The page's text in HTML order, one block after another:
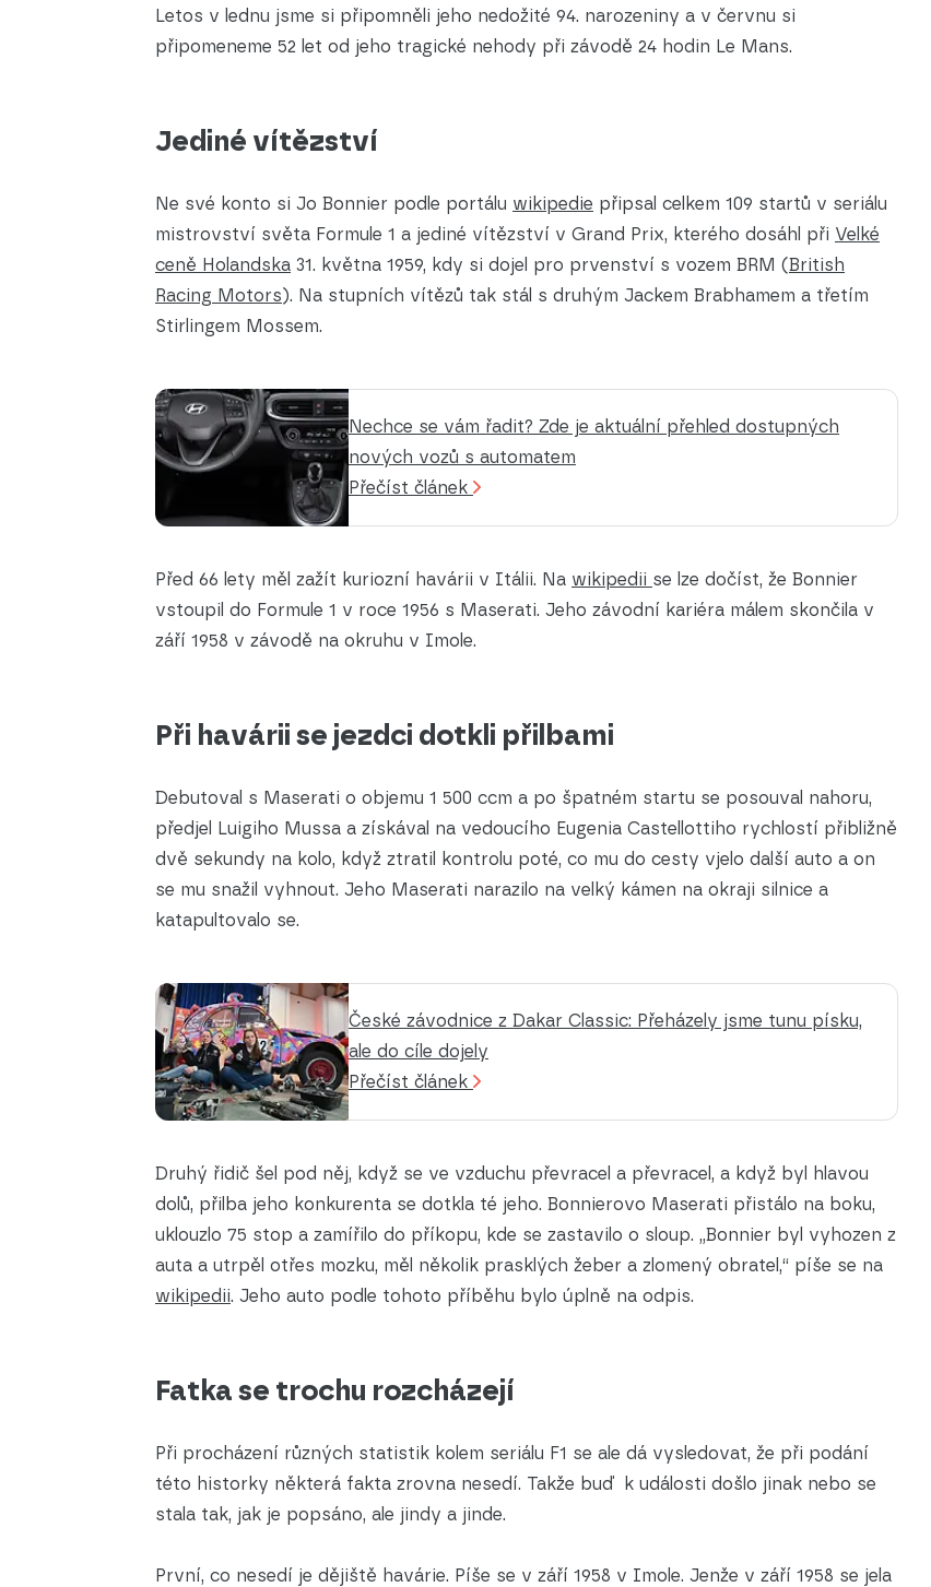
Letos v lednu jsme si připomněli jeho nedožité 94. narozeniny a v červnu si
připomeneme 52 let od jeho tragické nehody při závodě 24 hodin Le Mans.
Jediné vítězství
Ne své konto si Jo Bonnier podle portálu wikipedie připsal celkem 109 startů v seriálu
mistrovství světa Formule 1 a jediné vítězství v Grand Prix, kterého dosáhl při Velké
ceně Holandska 31. května 1959, kdy si dojel pro prvenství s vozem BRM (British
Racing Motors). Na stupních vítězů tak stál s druhým Jackem Brabhamem a třetím
Stirlingem Mossem.
Nechce se vám řadit? Zde je aktuální přehled dostupných
nových vozů s automatem
Přečíst článek
Před 66 lety měl zažít kuriozní havárii v Itálii. Na wikipedii se lze dočíst, že Bonnier
vstoupil do Formule 1 v roce 1956 s Maserati. Jeho závodní kariéra málem skončila v
září 1958 v závodě na okruhu v Imole.
Při havárii se jezdci dotkli přilbami
Debutoval s Maserati o objemu 1 500 ccm a po špatném startu se posouval nahoru,
předjel Luigiho Mussa a získával na vedoucího Eugenia Castellottiho rychlostí přibližně
dvě sekundy na kolo, když ztratil kontrolu poté, co mu do cesty vjelo další auto a on
se mu snažil vyhnout. Jeho Maserati narazilo na velký kámen na okraji silnice a
katapultovalo se.
České závodnice z Dakar Classic: Přeházely jsme tunu písku,
ale do cíle dojely
Přečíst článek
Druhý řidič šel pod něj, když se ve vzduchu převracel a převracel, a když byl hlavou
dolů, přilba jeho konkurenta se dotkla té jeho. Bonnierovo Maserati přistálo na boku,
uklouzlo 75 stop a zamířilo do příkopu, kde se zastavilo o sloup. „Bonnier byl vyhozen z
auta a utrpěl otřes mozku, měl několik prasklých žeber a zlomený obratel,“ píše se na
wikipedii. Jeho auto podle tohoto příběhu bylo úplně na odpis.
Fatka se trochu rozcházejí
Při procházení různých statistik kolem seriálu F1 se ale dá vysledovat, že při podání
této historky některá fakta zrovna nesedí. Takže buď k události došlo jinak nebo se
stala tak, jak je popsáno, ale jindy a jinde.
První, co nesedí je dějiště havárie. Píše se v září 1958 v Imole. Jenže v září 1958 se jela